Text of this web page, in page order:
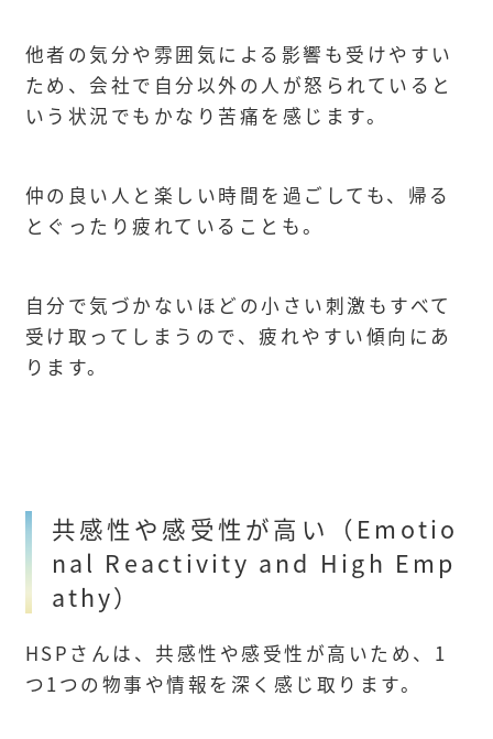
他者の気分や雰囲気による影響も受けやすい
ため、会社で自分以外の人が怒られていると
いう状況でもかなり苦痛を感じます。
仲の良い人と楽しい時間を過ごしても、帰る
とぐったり疲れていることも。
自分で気づかないほどの小さい刺激もすべて
受け取ってしまうので、疲れやすい傾向にあ
ります。
共感性や感受性が高い（Emotio
nal Reactivity and High Emp
athy）
HSPさんは、共感性や感受性が高いため、1
つ1つの物事や情報を深く感じ取ります。